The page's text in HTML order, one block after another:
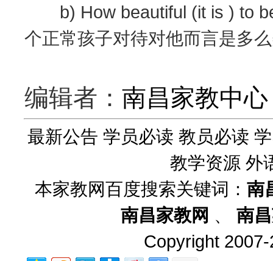
b) How beautiful (it is ) to
个正常孩子对待对他而言是多
编辑者： 南昌家教中心
最新公告 学员必读 教员必读
教学资源 外
本家教网百度搜索关键词：南
南昌家教网 、南
Copyright